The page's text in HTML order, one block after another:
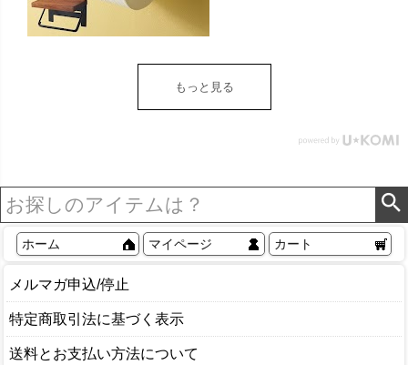
ダー 収納 DIY アンティー
ク ヴィンテージ ナチュラ
リア アジアン [84302] ホ
もっと見る
ホーム マイページ カート
メルマガ申込/停止
特定商取引法に基づく表示
送料とお支払い方法について